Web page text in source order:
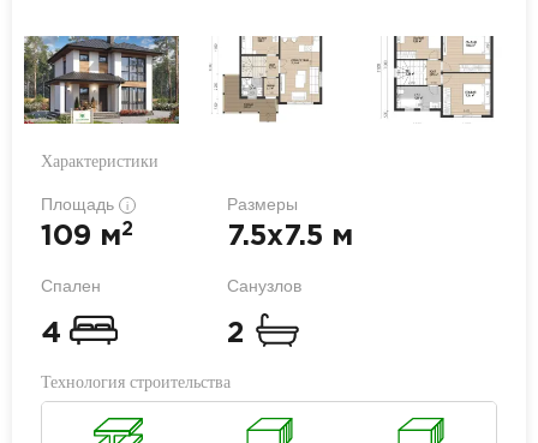
Характеристики
Площадь i
109 м2
Размеры
7.5x7.5 м
Спален
4
Санузлов
2
Технология строительства